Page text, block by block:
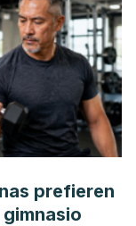
prefieren